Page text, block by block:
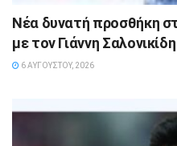
Νέα δυνατή προσθήκη
με τον Γιάννη Σαλονικίδη
6 ΑΥΓΟΎΣΤΟΥ, 2026